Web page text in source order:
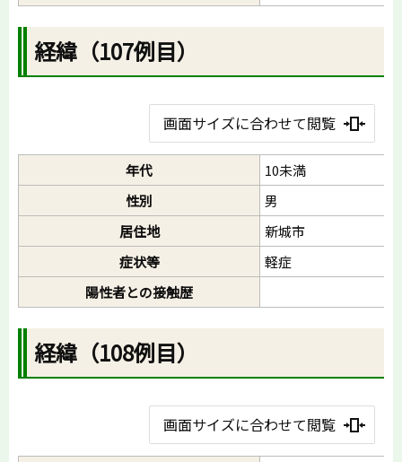
経緯（107例目）
画面サイズに合わせて閲覧
年代
10未満
性別
男
居住地
新城市
症状等
軽症
陽性者との接触歴
経緯（108例目）
画面サイズに合わせて閲覧